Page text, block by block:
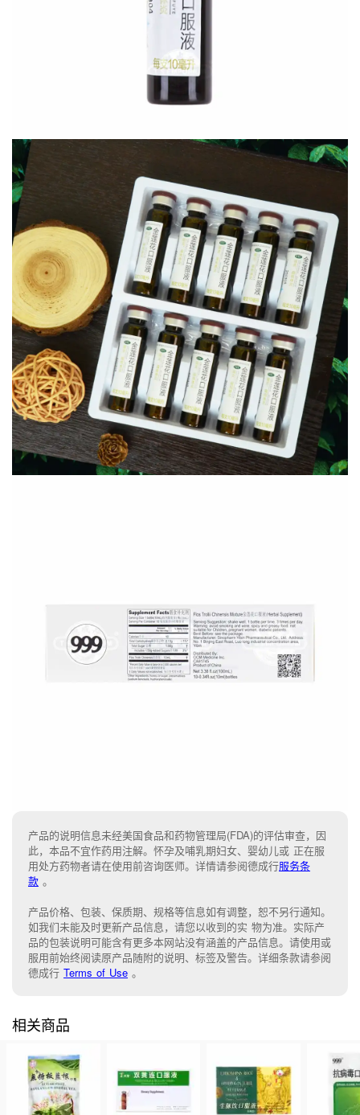
产品的说明信息未经美国食品和药物管理局(FDA)的评估审查，因
此，本品不宜作药用注解。怀孕及哺乳期妇女、婴幼儿或 正在服
用处方药物者请在使用前咨询医师。详情请参阅德成行服务条
款 。
产品价格、包装、保质期、规格等信息如有调整，恕不另行通知。
如我们未能及时更新产品信息， 请您以收到的实 物为准。 实际产
品的包装说明可能含有更多本网站没有涵盖的产品信息。请使用或
服用前始终阅读原产品随附的说明、 标签及警告。 详细条款请参阅
德成行 Terms of Use 。
相关商品